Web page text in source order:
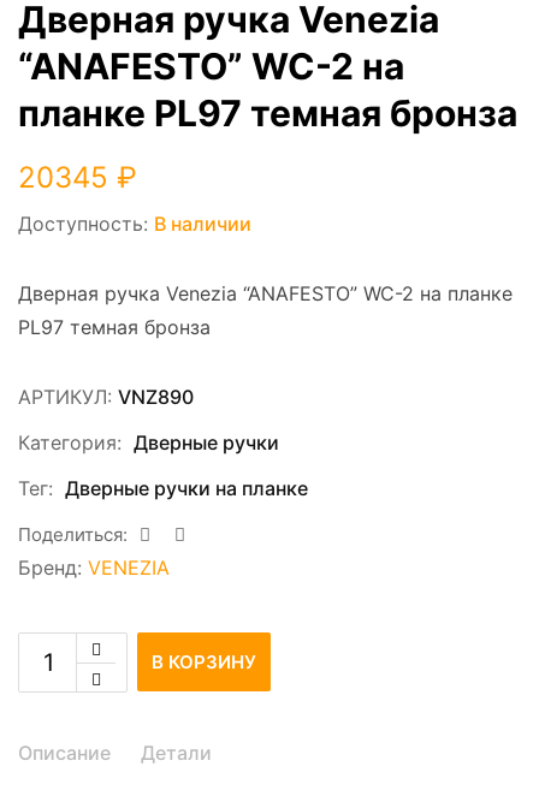
Дверная ручка Venezia
“ANAFESTO” WC-2 на
планке PL97 темная бронза
20345 ₽
Доступность: В наличии
Дверная ручка Venezia “ANAFESTO” WC-2 на планке
PL97 темная бронза
АРТИКУЛ: VNZ890
Категория: Дверные ручки
Тег: Дверные ручки на планке
Поделиться:
Бренд: VENEZIA
В КОРЗИНУ
Описание Детали